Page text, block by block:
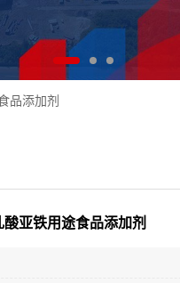
品添加剂
亚铁用途食品添加剂